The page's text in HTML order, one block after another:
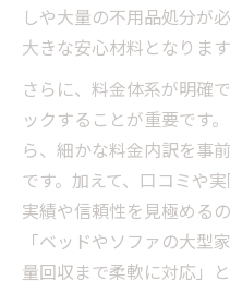
しや大量の不用品処分が
大きな安心材料となります
さらに、料金体系が明確
ックすることが重要です
ら、細かな料金内訳を事
です。加えて、口コミや
実績や信頼性を見極める
「ベッドやソファの大型
量回収まで柔軟に対応」